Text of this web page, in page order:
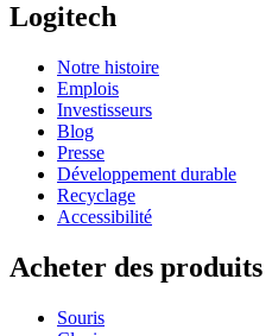
Logitech
Notre histoire
Emplois
Investisseurs
Blog
Presse
Développement durable
Recyclage
Accessibilité
Acheter des produits
Souris